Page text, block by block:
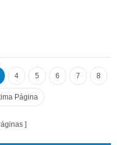
4 5 6 7 8
Página